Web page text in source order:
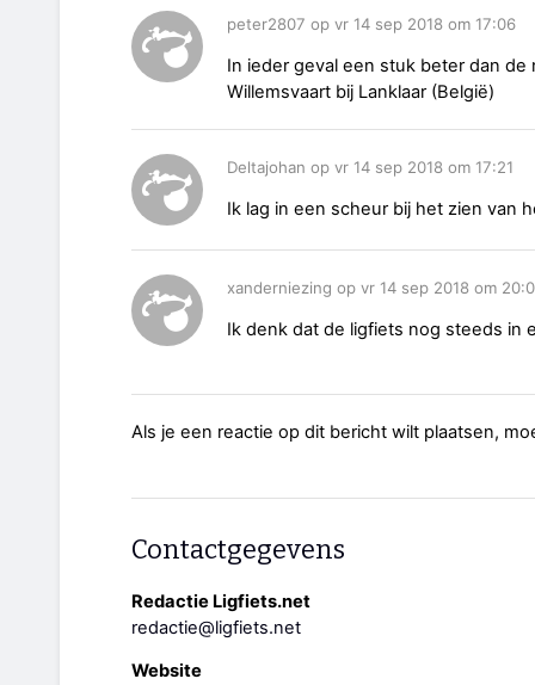
peter2807 op vr 14 sep 2018 om 17:06
In ieder geval een stuk beter dan
Willemsvaart bij Lanklaar (België)
Deltajohan op vr 14 sep 2018 om 17:21
Ik lag in een scheur bij het zien van
xanderniezing op vr 14 sep 2018 om
Ik denk dat de ligfiets nog steeds in
Als je een reactie op dit bericht wilt plaatsen,
Contactgegevens
Redactie Ligfiets.net
redactie@ligfiets.net
Website